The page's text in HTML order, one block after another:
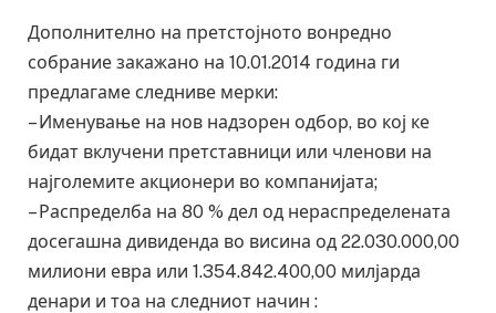
Дополнително на претстојното вонредно
собрание закажано на 10.01.2014 година ги
предлагаме следниве мерки:
– Именување на нов надзорен одбор, во кој ке
бидат вклучени претставници или членови на
најголемите акционери во компанијата;
– Распределба на 80 % дел од нераспределената
досегашна дивиденда во висина од 22.030.000,00
милиони евра или 1.354.842.400,00 милјарда
денари и тоа на следниот начин :